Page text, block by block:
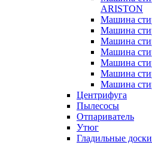
ARISTON
Машина
Машина
Машина
Машина
Машина
Машина
Машина
Центрифуга
Пылесосы
Отпариватель
Утюг
Гладильные